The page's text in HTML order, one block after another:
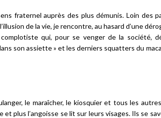
fraternel auprès des plus démunis. Loin des
de la vie, je rencontre, au hasard d’une
qui, pour se venger de la société,
son assiette » et les derniers squatters du
le maraîcher, le kiosquier et tous les
et plus l’angoisse se lit sur leurs visages. Ils se